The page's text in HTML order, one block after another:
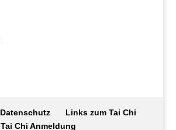
Datenschutz
Links zum Tai Chi
Tai Chi Anmeldung